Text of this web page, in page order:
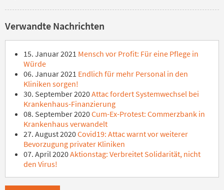
Verwandte Nachrichten
15. Januar 2021 Mensch vor Profit: Für eine Pflege in
Würde
06. Januar 2021 Endlich für mehr Personal in den
Kliniken sorgen!
30. September 2020Attac fordert Systemwechsel bei
Krankenhaus-Finanzierung
08. September 2020Cum-Ex-Protest: Commerzbank in
Krankenhaus verwandelt
27. August 2020Covid19: Attac warnt vor weiterer
Bevorzugung privater Kliniken
07. April 2020Aktionstag: Verbreitet Solidarität, nicht
den Virus!